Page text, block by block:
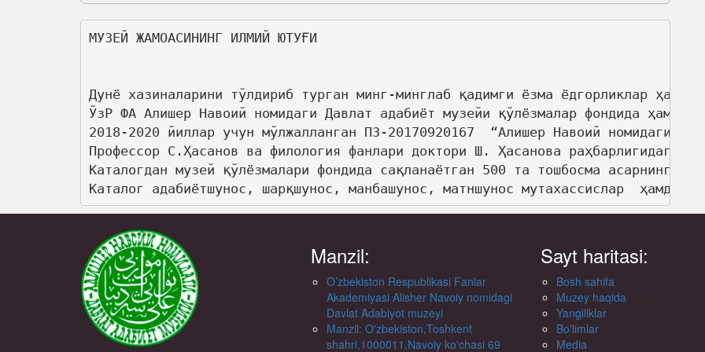
МУЗЕЙ ЖАМОАСИНИНГ ИЛМИЙ ЮТУҒИ
Дунё хазиналарини тўлдириб турган минг-минглаб қадимги ёзма ёдгорликлар ҳар
ЎзР ФА Алишер Навоий номидаги Давлат адабиёт музейи қўлёзмалар фондида ҳам
2018-2020 йиллар учун мўлжалланган ПЗ-20170920167  “Алишер Навоий номидаги
Профессор С.Ҳасанов ва филология фанлари доктори Ш. Ҳасанова раҳбарлигидаги
Каталогдан музей қўлёзмалари фондида сақланаётган 500 та тошбосма
Каталог адабиётшунос, шарқшунос, манбашунос, матншунос мутахассислар  ҳамда
Manzil:
O’zbekiston Respublikasi Fanlar
Akademiyasi Alisher Navoiy nomidagi
Davlat Adabiyot muzeyi
Manzil: O'zbekiston,Toshkent
shahri,1000011,Navoiy ko'chasi 69
Sayt haritasi:
Bosh sahifa
Muzey haqida
Yangiliklar
Bo'limlar
Media